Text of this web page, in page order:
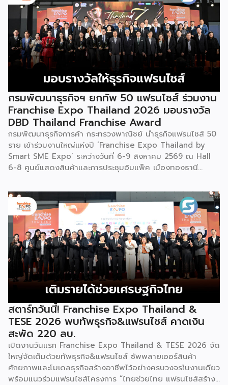
กรมพัฒนาธุรกิจฯ ยกทัพ 50 แฟรนไชส์ ร่วมงาน
Franchise Expo Thailand 2026 มอบรางวัล
DBD Thailand Franchise Award
กรมพัฒนาธุรกิจการค้า กระทรวงพาณิชย์ นำธุรกิจแฟรนไชส์ 50
ราย เข้าร่วมงานใหญ่แห่งปี ‘Franchise Expo Thailand by
Smart SME Expo’ ระหว่างวันที่ 6-9 สิงหาคม 2569 ณ Hall
6-8 ศูนย์แสดงสินค้าและการประชุมอิมแพ็ค เมืองทองธานี
2026 ให้แก่ผู้ประกอบธุรกิจแฟรนไชส์ที่อยู่ในการส่งเสริมสนับสนุน
ของกรมฯ นายพูนพงษ์ นัยนาภากรณ์ อธิบดีกรมพัฒนาธุรกิจ
การค้า กระทรวงพาณิชย์ เปิดเผยภายหลังเป็นประธานเปิดงาน
“งานแฟรนไชส์ เอ็กซ์โป ไทยแลนด์ บาย สมาร์ท เอสเอ็มอี เอ็กซ์
โป (Franchise Expo Thailand by Smart SME Expo)” ซึ่ง
เป็นงานแสดงธุรกิจแฟรนไชส์ชั้นนำที่จัดขึ้นโดย บริษัท พีเอ็มจี
คอร์ปอเรชัน จำกัด เพื่อยกระดับศักยภาพของผู้ประกอบการและ
เจ้าของธุรกิจที่ต้องการขยายกิจการผ่านระบบแฟรนไชส์ […]
สตาร์ทวันนี้! Franchise Expo Thailand &
TESE 2026 พบทัพธุรกิจ&แฟรนไชส์ คาดเงิน
สะพัด 220 ลบ.
เปิดงานวันแรก Franchise Expo Thailand & TESE 2026 จัด
ใหญ่จัดเต็มด้วยทัพธุรกิจ&แฟรนไชส์ ซัพพลายเออร์สินค้า
ศักยภาพและโมเดลธุรกิจสร้างอาชีพไว้อย่างครบวงจรในงานเดียว
พร้อมแนวร่วมแฟรนไชส์โครงการ “ไทยช่วยไทย แฟรนไชส์สร้าง